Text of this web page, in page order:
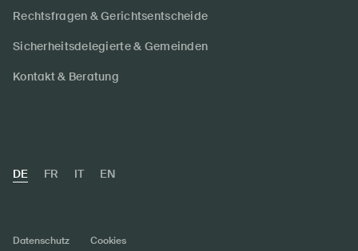
Rechtsfragen & Gerichtsentscheide
Sicherheitsdelegierte & Gemeinden
Kontakt & Beratung
DE FR IT EN
Datenschutz Cookies